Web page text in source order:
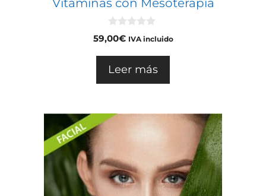
Vitaminas con Mesoterapia
0
d
59,00€ IVA incluido
Leer más